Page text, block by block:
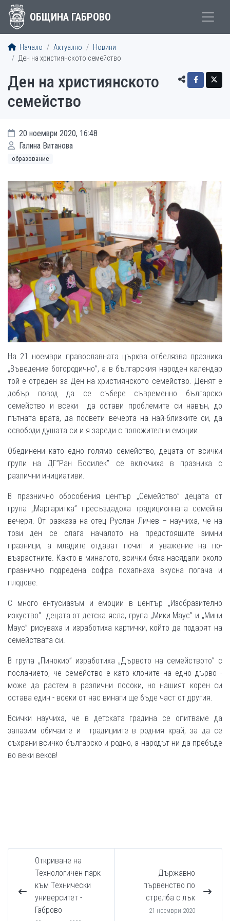
ОБЩИНА ГАБРОВО
Начало Актуално
Новини
Ден на християнското семейство
Ден на християнското
семейство
20 ноември 2020, 16:48
Галина Витанова
образование
На 21 ноември православната църква отбелязва празника
„Въведение богородично”, а в българския народен календар
той е отреден за Ден на християнското семейство. Денят е
добър повод да се събере съвременно българско
семейство и всеки да остави проблемите си навън, до
пътната врата, да посвети вечерта на най-близките си, да
освободи душата си и я зареди с положителни емоции.
Обединени като едно голямо семейство, децата от всички
групи на ДГ”Ран Босилек” се включиха в празника с
различни инициативи.
В празнично обособения център „Семейство” децата от
група „Маргаритка” пресъздадоха традиционната семейна
вечеря. От разказа на отец Руслан Личев – научиха, че на
този ден се слага началото на предстоящите зимни
празници, а младите отдават почит и уважение на по-
възрастните. Както в миналото, всички бяха насядали около
празнично подредена софра похапнаха вкусна погача и
плодове.
С много ентусиазъм и емоции в център „Изобразително
изкуство“ децата от детска ясла, група „Мики Маус” и „Мини
Маус” рисуваха и изработиха картички, който да подарят на
семействата си.
В група „Пинокио” изработиха „Дървото на семейството” с
посланието, че семейство е като клоните на едно дърво -
може да растем в различни посоки, но нашият корен си
остава един - всеки от нас винаги ще бъде част от другия.
Всички научиха, че в детската градина се опитваме да
запазим обичаите и традициите в родния край, за да се
съхрани всичко българско и родно, а народът ни да пребъде
во веки веков!
Откриване на
Технологичен парк
към Технически
университет -
Габрово
Държавно
първенство по
стрелба с лък
21 ноември 2020